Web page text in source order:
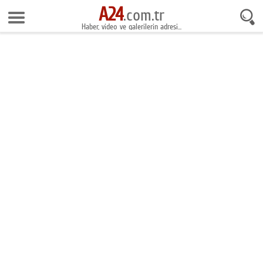
6 Ağustos 2026 13:59:02
Anasayfa
A24.com.tr
Haber, video ve galerilerin adresi...